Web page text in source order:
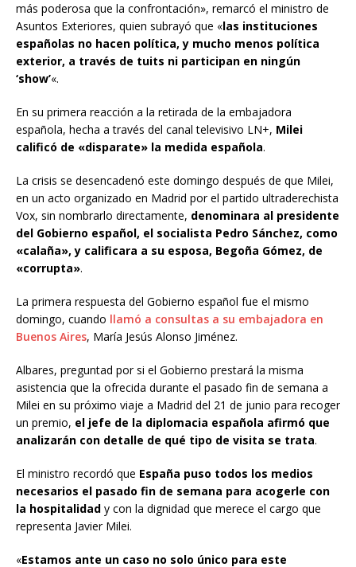
más poderosa que la confrontación», remarcó el ministro de
Asuntos Exteriores, quien subrayó que «las instituciones
españolas no hacen política, y mucho menos política
exterior, a través de tuits ni participan en ningún
‘show’«.
En su primera reacción a la retirada de la embajadora
española, hecha a través del canal televisivo LN+, Milei
calificó de «disparate» la medida española.
La crisis se desencadenó este domingo después de que Milei,
en un acto organizado en Madrid por el partido ultraderechista
Vox, sin nombrarlo directamente, denominara al presidente
del Gobierno español, el socialista Pedro Sánchez, como
«calaña», y calificara a su esposa, Begoña Gómez, de
«corrupta».
La primera respuesta del Gobierno español fue el mismo
domingo, cuando llamó a consultas a su embajadora en
Buenos Aires, María Jesús Alonso Jiménez.
Albares, preguntad por si el Gobierno prestará la misma
asistencia que la ofrecida durante el pasado fin de semana a
Milei en su próximo viaje a Madrid del 21 de junio para recoger
un premio, el jefe de la diplomacia española afirmó que
analizarán con detalle de qué tipo de visita se trata.
El ministro recordó que España puso todos los medios
necesarios el pasado fin de semana para acogerle con
la hospitalidad y con la dignidad que merece el cargo que
representa Javier Milei.
«Estamos ante un caso no solo único para este